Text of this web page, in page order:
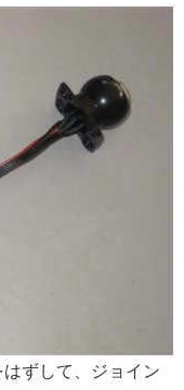
ずして、ジョイン